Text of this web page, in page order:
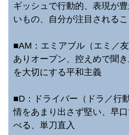
ギッシュで行動的、表現が
いもの、自分が注目されるこ
■AM：エミアブル（エミ／
ありオープン、控えめで聞
を大切にする平和主義
■D：ドライバー（ドラ／行
情をあまり出さず堅い、早
べる、単刀直入